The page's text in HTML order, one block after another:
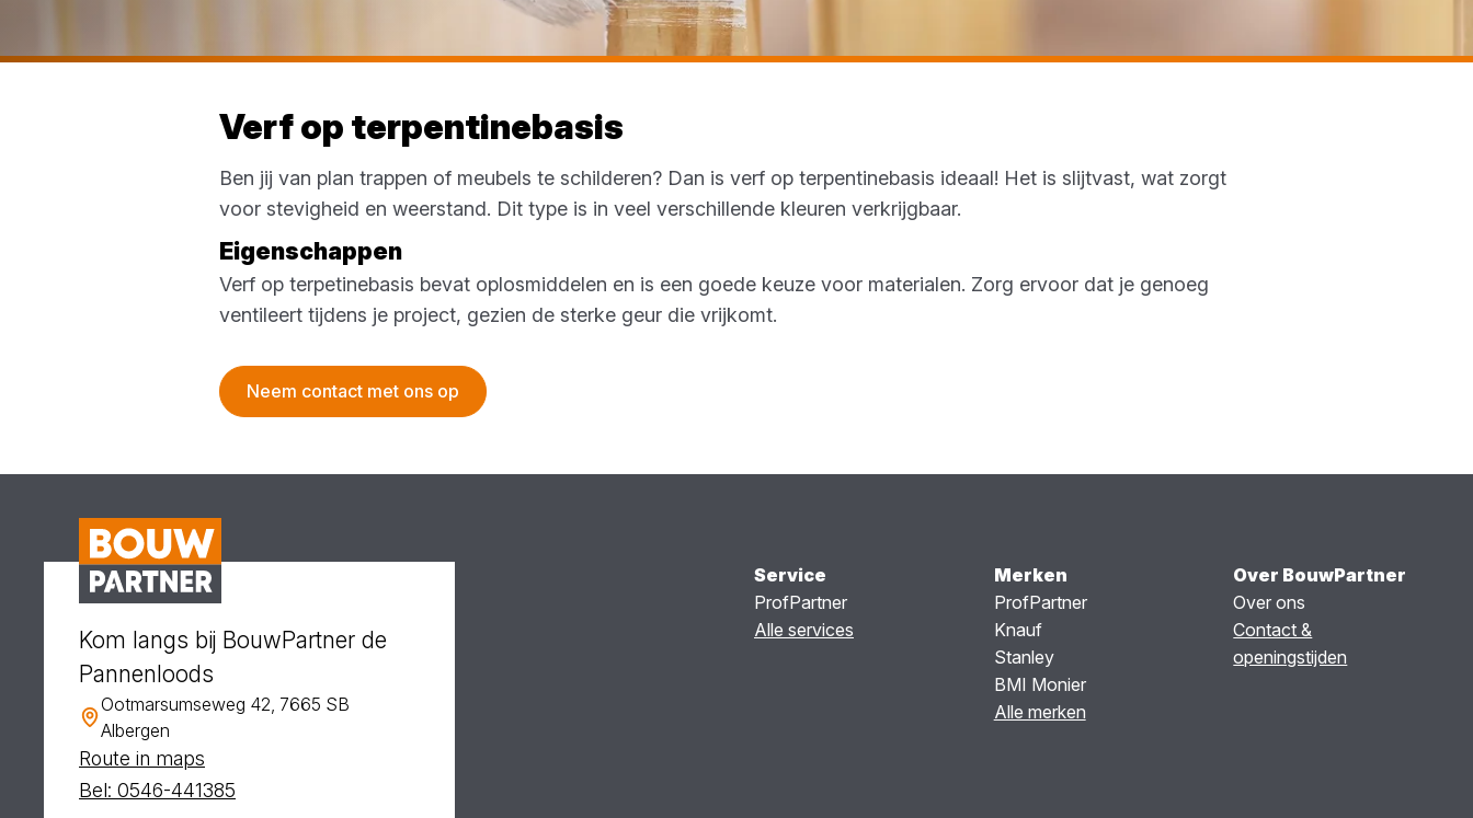
Verf op terpentinebasis
Ben jij van plan trappen of meubels te schilderen? Dan is verf op terpentinebasis ideaal! Het is slijtvast, wat zorgt
voor stevigheid en weerstand. Dit type is in veel verschillende kleuren verkrijgbaar.
Eigenschappen
Verf op terpetinebasis bevat oplosmiddelen en is een goede keuze voor materialen. Zorg ervoor dat je genoeg
ventileert tijdens je project, gezien de sterke geur die vrijkomt.
Neem contact met ons op
Kom langs bij BouwPartner de
Pannenloods
Ootmarsumseweg 42, 7665 SB
Albergen
Route in maps
Bel: 0546-441385
Service
ProfPartner
Alle services
Merken
ProfPartner
Knauf
Stanley
BMI Monier
Alle merken
Over BouwPartner
Over ons
Contact &
openingstijden